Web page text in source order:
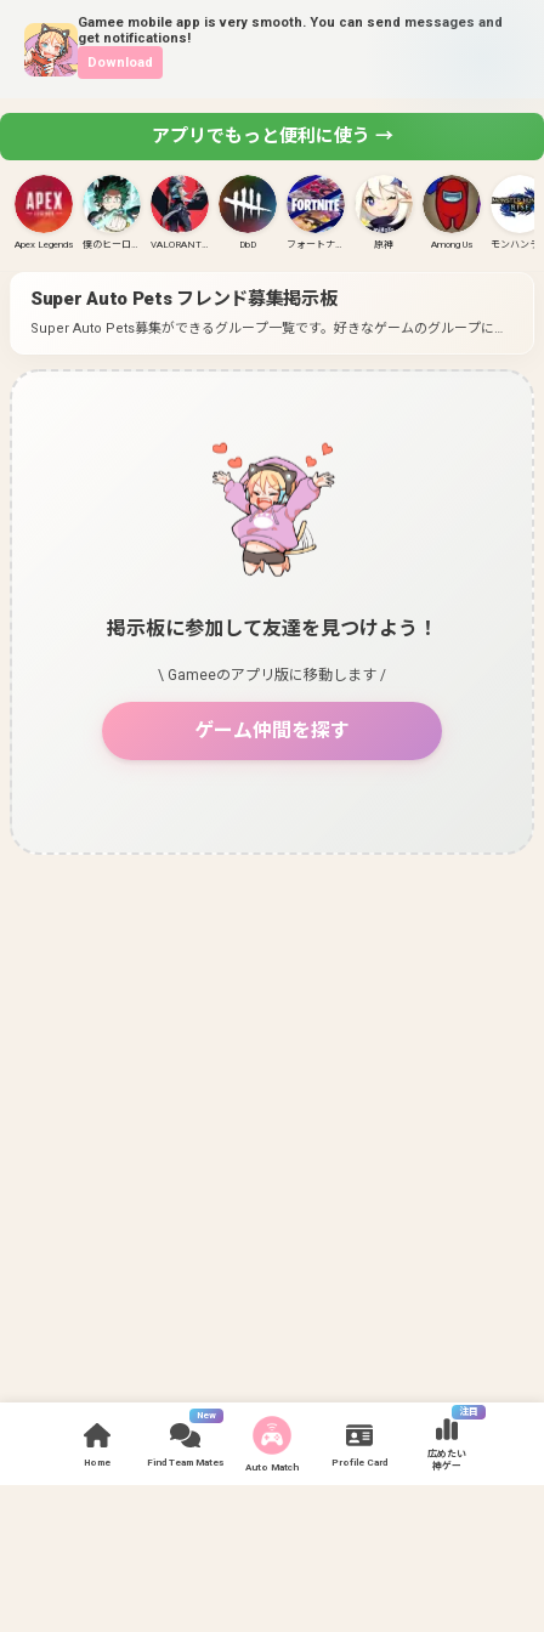
Gamee mobile app is very smooth. You can send messages and
get notifications!
Download
Home
New
Find Team Mates Auto Match Profile Card
注目
広めたい
神ゲー
アプリでもっと便利に使う →
Apex Legends 僕のヒーローアカデミア ULTRA RUMBLE VALORANT(PC) DbD フォートナイト 原神 Among Us
Super Auto Petsフレンド募集掲示板
Super Auto Pets募集ができるグループ一覧です。 好きなゲームのグループに入
掲示板に参加して友達を見つけよう！
\ Gameeのアプリ版に移動します /
ゲーム仲間を探す